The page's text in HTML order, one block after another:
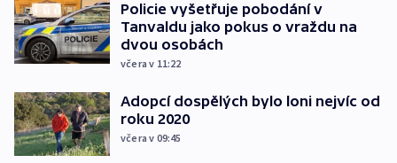
Policie vyšetřuje pobodání v
Tanvaldu jako pokus o vraždu na
dvou osobách
včera v 11:22
Adopcí dospělých bylo loni nejvíc od
roku 2020
včera v 09:45